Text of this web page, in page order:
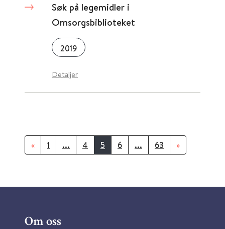
Søk på legemidler i
Omsorgsbiblioteket
2019
Detaljer
« 1 ... 4 5 6 ... 63 »
Om oss